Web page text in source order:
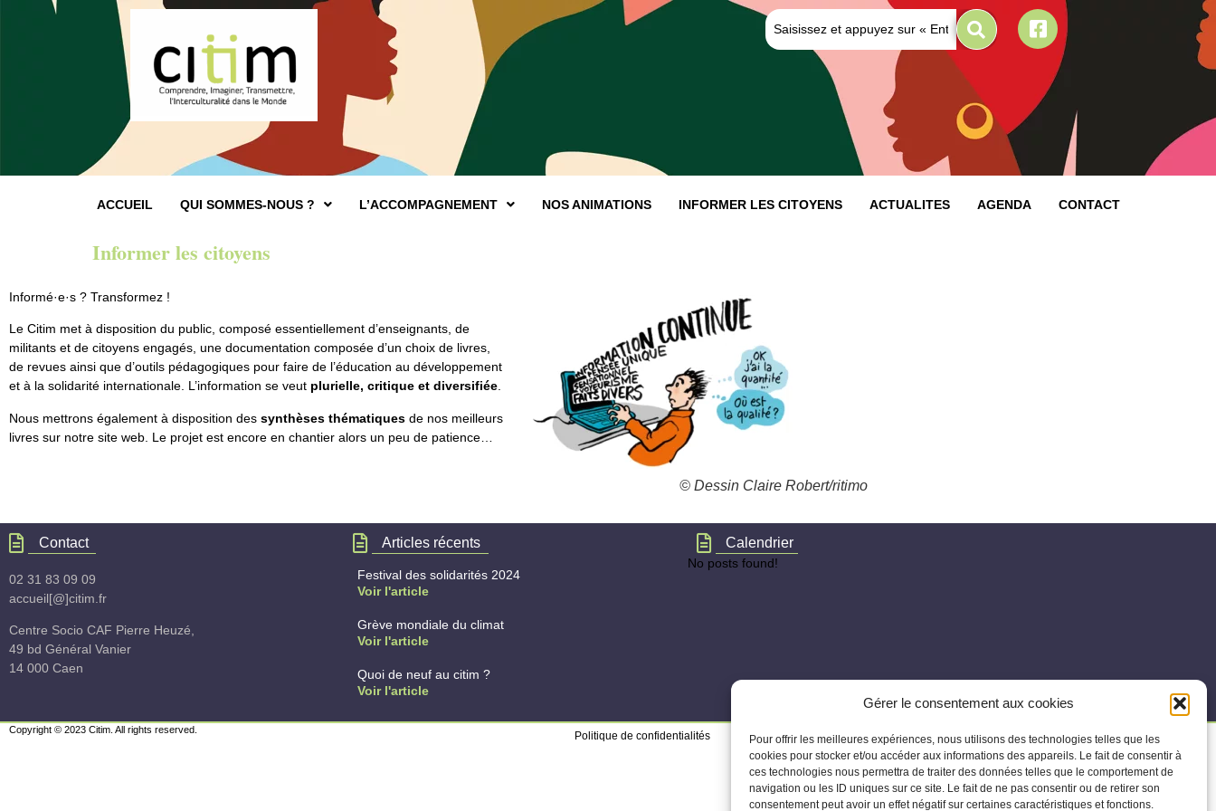
Gérer le consentement aux cookies
Pour offrir les meilleures expériences, nous utilisons des technologies telles que les
cookies pour stocker et/ou accéder aux informations des appareils. Le fait de consentir à
ces technologies nous permettra de traiter des données telles que le comportement de
navigation ou les ID uniques sur ce site. Le fait de ne pas consentir ou de retirer son
consentement peut avoir un effet négatif sur certaines caractéristiques et fonctions.
ACCUEIL QUI SOMMES-NOUS ? L’ACCOMPAGNEMENT NOS ANIMATIONS INFORMER LES CITOYENS ACTUALITES AGENDA CONTACT
Informer les citoyens
Informé·e·s ? Transformez !
Le Citim met à disposition du public, composé essentiellement d’enseignants, de
militants et de citoyens engagés, une documentation composée d’un choix de livres,
de revues ainsi que d’outils pédagogiques pour faire de l’éducation au développement
et à la solidarité internationale. L’information se veut plurielle, critique et diversifiée.
Nous mettrons également à disposition des synthèses thématiques de nos meilleurs
livres sur notre site web. Le projet est encore en chantier alors un peu de patience…
© Dessin Claire Robert/ritimo
Contact
02 31 83 09 09
accueil[@]citim.fr
Centre Socio CAF Pierre Heuzé,
49 bd Général Vanier
14 000 Caen
Articles récents
Festival des solidarités 2024
Voir l'article
Grève mondiale du climat
Voir l'article
Quoi de neuf au citim ?
Voir l'article
Calendrier
No posts found!
Copyright © 2023 Citim. All rights reserved.
Politique de confidentialités Mentions légales Politique de cookies (UE)